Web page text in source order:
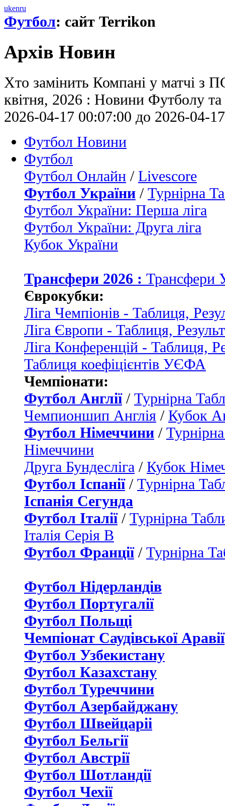
ukenru
Футбол: сайт Terrikon
Архів Новин
Хто замінить Компані у матчі з
квітня, 2026 : Новини Футболу та
2026-04-17 00:07:00 до 2026-04-
Футбол Новини
Футбол
Футбол Онлайн / Livescore
Футбол України / Турнірна
Футбол України: Перша ліга
Футбол України: Друга ліга
Кубок України
Трансфери 2026 : Трансфери
Єврокубки:
Ліга Чемпіонів - Таблиця,
Ліга Європи - Таблиця,
Ліга Конференцій - Таблиця,
Таблиця коефіцієнтів УЄФА
Чемпіонати:
Футбол Англії/ Турнірна
Чемпионшип Англія / Кубок
Футбол Німеччини /
Німеччини
Друга Бундесліга / Кубок
Футбол Іспанії/ Турнірна
Іспанія Сегунда
Футбол Італії/ Турнірна
Італія Серія B
Футбол Франції/ Турнірна
Футбол Нідерландiв
Футбол Португалії
Футбол Польщі
Чемпіонат Саудівської Аравії
Футбол Узбекистану
Футбол Казахстану
Футбол Туреччини
Футбол Азербайджану
Футбол Швейцаріі
Футбол Бельгії
Футбол Австрії
Футбол Шотландії
Футбол Чехії